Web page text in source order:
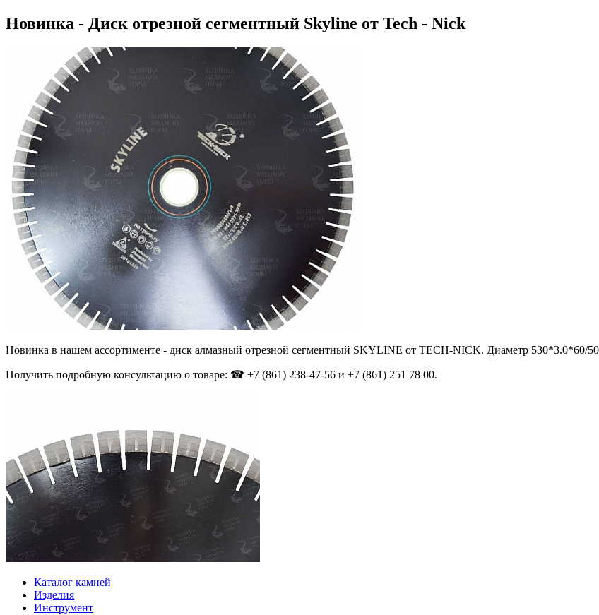
Новинка - Диск отрезной сегментный Skyline от Tech - Nick
Новинка в нашем ассортименте - диск алмазный отрезной сегментный SKYLINE от TECH-NICK. Диаметр 530*3.0*60/
Получить подробную консультацию о товаре: ☎ +7 (861) 238-47-56 и +7 (861) 251 78 00.
Каталог камней
Изделия
Инструмент